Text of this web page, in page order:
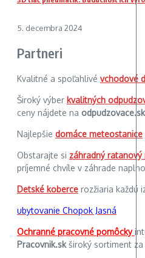
5. decembra 2024
Partneri
Kvalitné a spoľahlivé vchodové
Široký výber kvalitných
ceny nájdete na odpudzovace.sk
Najlepšie domáce meteostanice
Obstarajte si záhradný ratanový
príjemné chvíle v záhrade
Detské koberce rozžiaria každú
ubytovanie Chopok Jasná
Ochranné pracovné pomôcky
Pracovnik.skširoký sortiment za